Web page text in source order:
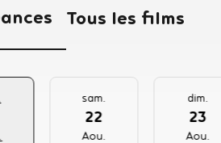
Tous les films
sam.
22
Aou.
dim.
23
Aou.